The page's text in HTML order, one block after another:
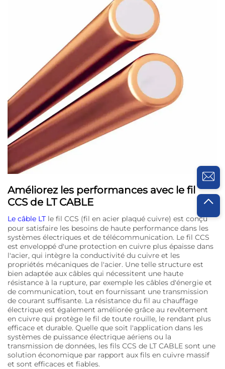
Améliorez les performances avec le fil
CCS de LT CABLE
Le câble LT le fil CCS (fil en acier plaqué cuivre) est conçu
pour satisfaire les besoins de haute performance dans les
systèmes électriques et de télécommunication. Le fil CCS
est enveloppé d'une protection en cuivre plus épaisse dans
l'acier, qui intègre la conductivité du cuivre et les
propriétés mécaniques de l'acier. Une telle structure est
bien adaptée aux câbles qui nécessitent une haute
résistance à la rupture, par exemple les câbles d'énergie et
de communication, tout en fournissant une transmission
de courant suffisante. La résistance du fil au chauffage
électrique est également améliorée grâce au revêtement
en cuivre qui protège le fil de toute rouille, le rendant plus
efficace et durable. Quelle que soit l'application dans les
systèmes de puissance électrique aériens ou la
transmission de données, les fils CCS de LT CABLE sont une
solution économique par rapport aux fils en cuivre massif
et sont efficaces et fiables.